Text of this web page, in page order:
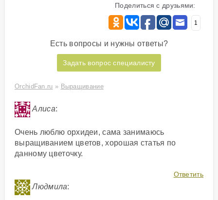
Поделиться с друзьями:
1
Есть вопросы и нужны ответы?
Задать вопрос специалисту
OrchidFan.ru » Выращивание
Алиса:
Очень люблю орхидеи, сама занимаюсь
выращиванием цветов, хорошая статья по
данному цветочку.
Ответить
Людмила: